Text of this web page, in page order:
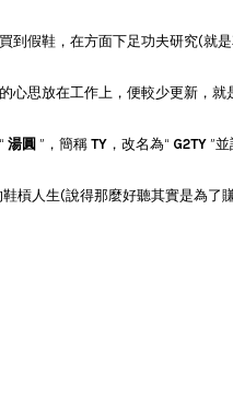
到假鞋，在方面下足功夫研究(就
心思放在工作上，便較少更新，就
湯圓 ”，簡稱 TY ，改名為“ G2TY ”
槓人生(說得那麼好聽其實是為了